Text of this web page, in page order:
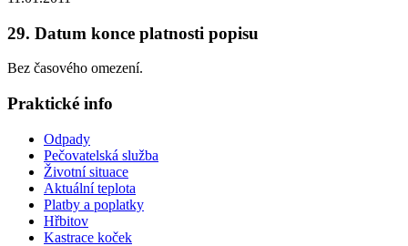
29. Datum konce platnosti popisu
Bez časového omezení.
Praktické info
Odpady
Pečovatelská služba
Životní situace
Aktuální teplota
Platby a poplatky
Hřbitov
Kastrace koček